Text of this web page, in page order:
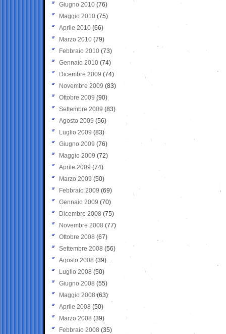
Giugno 2010 (76)
Maggio 2010 (75)
Aprile 2010 (66)
Marzo 2010 (79)
Febbraio 2010 (73)
Gennaio 2010 (74)
Dicembre 2009 (74)
Novembre 2009 (83)
Ottobre 2009 (90)
Settembre 2009 (83)
Agosto 2009 (56)
Luglio 2009 (83)
Giugno 2009 (76)
Maggio 2009 (72)
Aprile 2009 (74)
Marzo 2009 (50)
Febbraio 2009 (69)
Gennaio 2009 (70)
Dicembre 2008 (75)
Novembre 2008 (77)
Ottobre 2008 (67)
Settembre 2008 (56)
Agosto 2008 (39)
Luglio 2008 (50)
Giugno 2008 (55)
Maggio 2008(63)
Aprile 2008 (50)
Marzo 2008 (39)
Febbraio 2008 (35)